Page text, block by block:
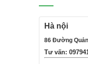
Hà nội
86 Đường
Tư vấn: